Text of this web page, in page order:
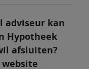
adviseur kan
Hypotheek
afsluiten?